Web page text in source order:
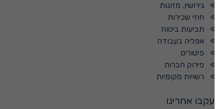
גירושין, מזונות
חוזי שכירות
תביעות ביטוח
אפליה בעבודה
פיטורים
פירוק חברות
רשויות מקומיות
עקבו אחרינו